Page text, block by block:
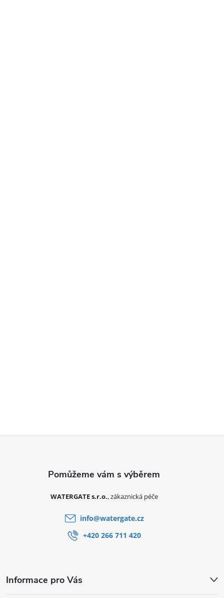
Informace pro Vás
WATERGATE s.r.o.
info@watergate.cz
+420 266 711 420